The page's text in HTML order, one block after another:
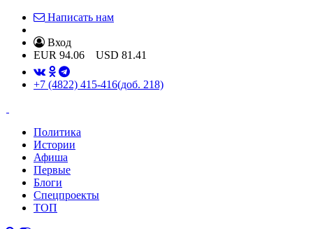
Написать нам
Вход
EUR 94.06 USD 81.41
+7 (4822) 415-416(доб. 218)
Политика
Истории
Афиша
Первые
Блоги
Спецпроекты
ТОП